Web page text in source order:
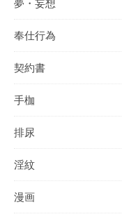
夢・妄想
奉仕行為
契約書
手枷
排尿
淫紋
漫画